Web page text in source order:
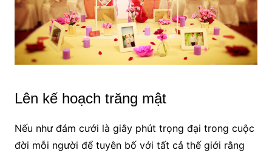
Lên kế hoạch trăng mật
Nếu như đám cưới là giây phút trọng đại trong cuộc
đời mỗi người để tuyên bố với tất cả thế giới rằng